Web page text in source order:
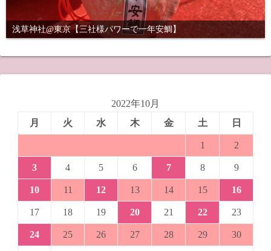
浅草神社@東京【三社様パワーで一年安鯛】
2022年10月
月
火 水 木 金 土 日
1 2
3 4 5 6 7 8 9
10 11 12 13 14 15 16
17 18 19 20 21 22 23
24 25 26 27 28 29 30